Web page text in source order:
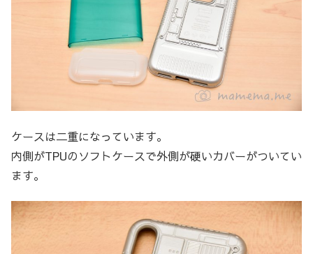
ケースは二重になっています。
内側がTPUのソフトケースで外側が硬いカバーがついてい
ます。